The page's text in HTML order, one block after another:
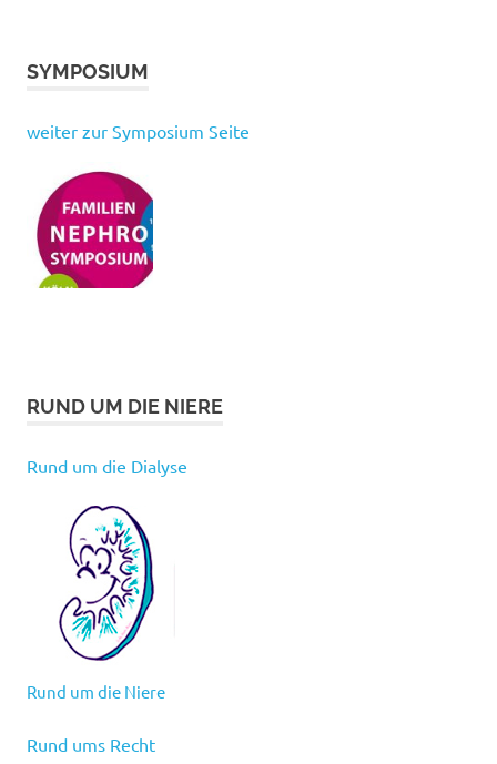
SYMPOSIUM
weiter zur Symposium Seite
RUND UM DIE NIERE
Rund um die Dialyse
Rund um die Niere
Rund ums Recht